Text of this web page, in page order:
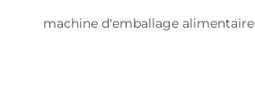
machine d'emballage